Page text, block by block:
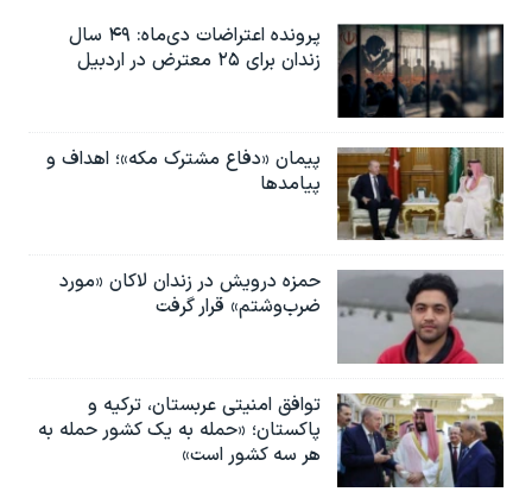
پرونده اعتراضات دی‌ماه: ۴۹ سال
زندان برای ۲۵ معترض در اردبیل
پیمان «دفاع مشترک مکه»؛ اهداف و
پیامدها
حمزه درویش در زندان لاکان «مورد
ضرب‌وشتم» قرار گرفت
توافق امنیتی عربستان، ترکیه و
پاکستان؛ «حمله به یک کشور حمله به
هر سه کشور است»